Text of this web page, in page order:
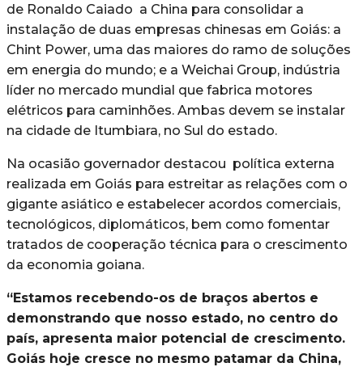
de Ronaldo Caiado a China para consolidar a
instalação de duas empresas chinesas em Goiás: a
Chint Power, uma das maiores do ramo de soluções
em energia do mundo; e a Weichai Group, indústria
líder no mercado mundial que fabrica motores
elétricos para caminhões. Ambas devem se instalar
na cidade de Itumbiara, no Sul do estado.
Na ocasião governador destacou política externa
realizada em Goiás para estreitar as relações com o
gigante asiático e estabelecer acordos comerciais,
tecnológicos, diplomáticos, bem como fomentar
tratados de cooperação técnica para o crescimento
da economia goiana.
“Estamos recebendo-os de braços abertos e
demonstrando que nosso estado, no centro do
país, apresenta maior potencial de crescimento.
Goiás hoje cresce no mesmo patamar da China,